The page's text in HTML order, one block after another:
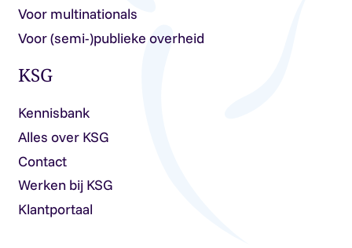
Voor multinationals
Voor (semi-)publieke overheid
KSG
Kennisbank
Alles over KSG
Contact
Werken bij KSG
Klantportaal